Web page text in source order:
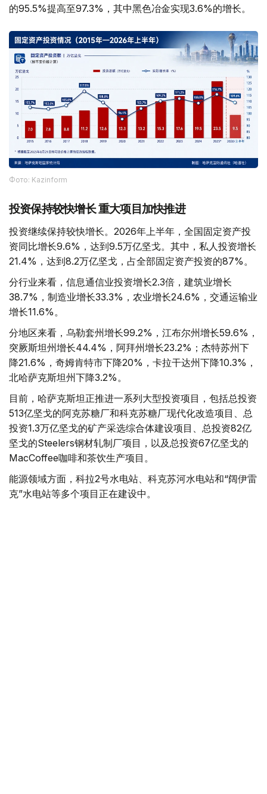
的95.5%提高至97.3%，其中黑色冶金实现3.6%的增长。
Фото: Kazinform
投资保持较快增长 重大项目加快推进
投资继续保持较快增长。2026年上半年，全国固定资产投
资同比增长9.6%，达到9.5万亿坚戈。其中，私人投资增长
21.4%，达到8.2万亿坚戈，占全部固定资产投资的87%。
分行业来看，信息通信业投资增长2.3倍，建筑业增长
38.7%，制造业增长33.3%，农业增长24.6%，交通运输业
增长11.6%。
分地区来看，乌勒套州增长99.2%，江布尔州增长59.6%，
突厥斯坦州增长44.4%，阿拜州增长23.2%；杰特苏州下
降21.6%，奇姆肯特市下降20%，卡拉干达州下降10.3%，
北哈萨克斯坦州下降3.2%。
目前，哈萨克斯坦正推进一系列大型投资项目，包括总投资
513亿坚戈的阿克苏糖厂和科克苏糖厂现代化改造项目、总
投资1.3万亿坚戈的矿产采选综合体建设项目、总投资82亿
坚戈的Steelers钢材轧制厂项目，以及总投资67亿坚戈的
MacCoffee咖啡和茶饮生产项目。
能源领域方面，科拉2号水电站、科克苏河水电站和“阔伊雷
克”水电站等多个项目正在建设中。